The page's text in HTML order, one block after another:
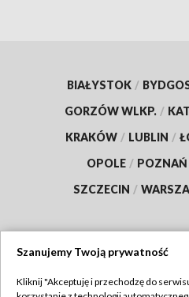
BIAŁYSTOK /
GORZÓW WLKP. /
KRAKÓW / LUBLIN /
OPOLE / POZNAŃ
SZCZECIN /
Szanujemy Twoją prywatność
Kliknij "Akceptuję i przechodzę do